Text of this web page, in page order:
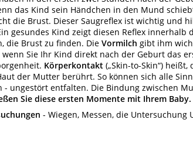
das Kind sein Händchen in den Mund
die Brust. Dieser Saugreflex ist wichtig und
gesundes Kind zeigt diesen Reflex
die Brust zu finden. Die Vormilch gibt ihm
wenn Sie Ihr Kind direkt nach der Geburt das
Körperkontakt („Skin-to-Skin“)
der Mutter berührt. So können sich alle
- ungestört entfalten. Die Bindung zwischen
Sie diese ersten Momente mit Ihrem Baby.
- Wiegen, Messen, die